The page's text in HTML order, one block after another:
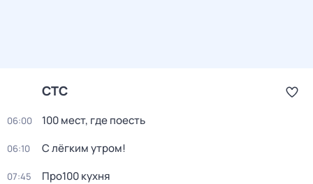
СТС
06:00 100 мест, где поесть
06:10 С лёгким утром!
07:45 Про100 кухня